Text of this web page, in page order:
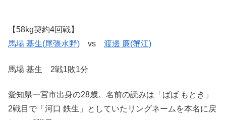
【58kg契約4回戦】
馬場 基生(尾張水野) vs 渡邊 廉(蟹江)
馬場 基生 2戦1敗1分
愛知県一宮市出身の28歳。名前の読みは「ばば もとき」
2戦目で「河口 鉄生」としていたリングネームを本名に戻